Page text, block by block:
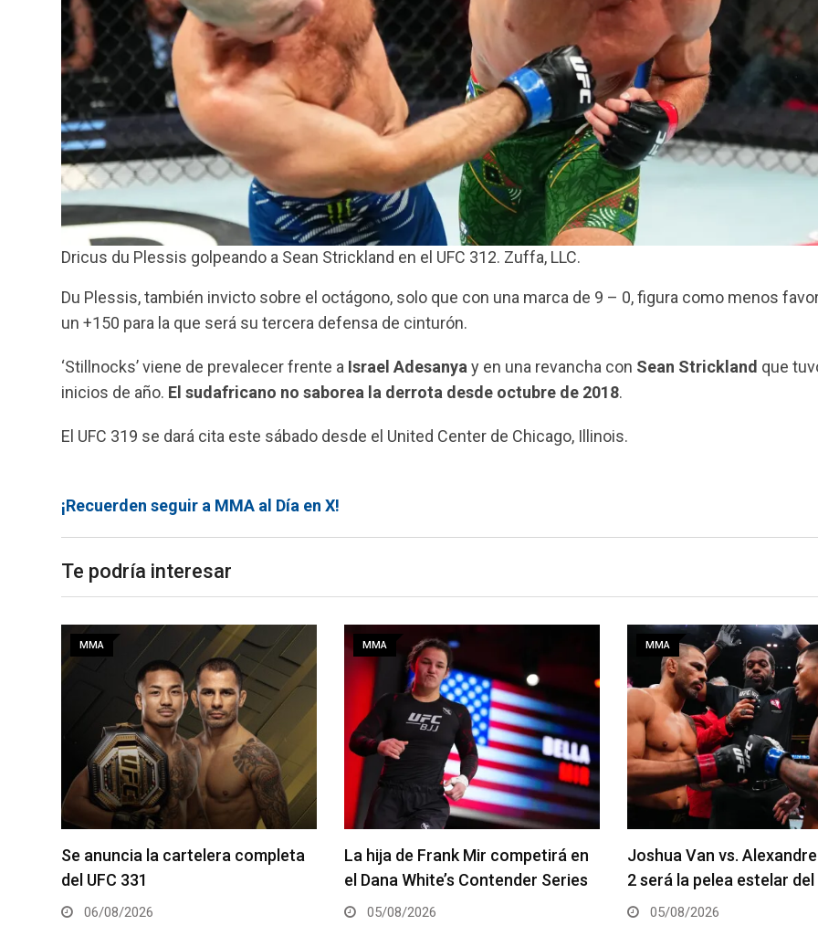
Dricus du Plessis golpeando a Sean Strickland en el UFC 312. Zuffa, LLC.
Du Plessis, también invicto sobre el octágono, solo que con una marca de 9 – 0, figura como menos
un +150 para la que será su tercera defensa de cinturón.
‘Stillnocks’ viene de prevalecer frente a Israel Adesanyay en una revancha con Sean Strickland que
inicios de año. El sudafricano no saborea la derrota desde octubre de 2018.
El UFC 319 se dará cita este sábado desde el United Center de Chicago, Illinois.
¡Recuerden seguir a MMA al Día en X!
Te podría interesar
MMA
La hija de Frank Mir competirá en
el Dana White’s Contender Series
05/08/2026
MMA
Joshua Van vs. Alexandre Pantoja
2 será la pelea estelar del UFC 331
05/08/2026
MMA
Arman Tsarukyan
coestelar del UFC 331
05/08/2026